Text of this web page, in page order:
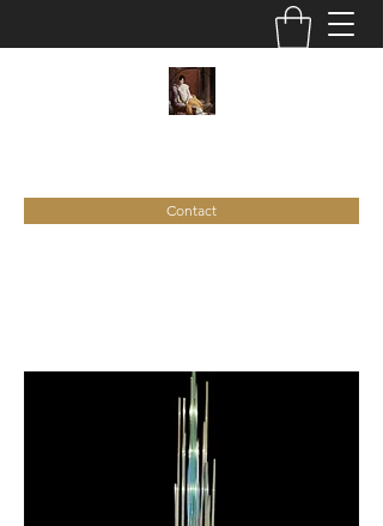
Contact